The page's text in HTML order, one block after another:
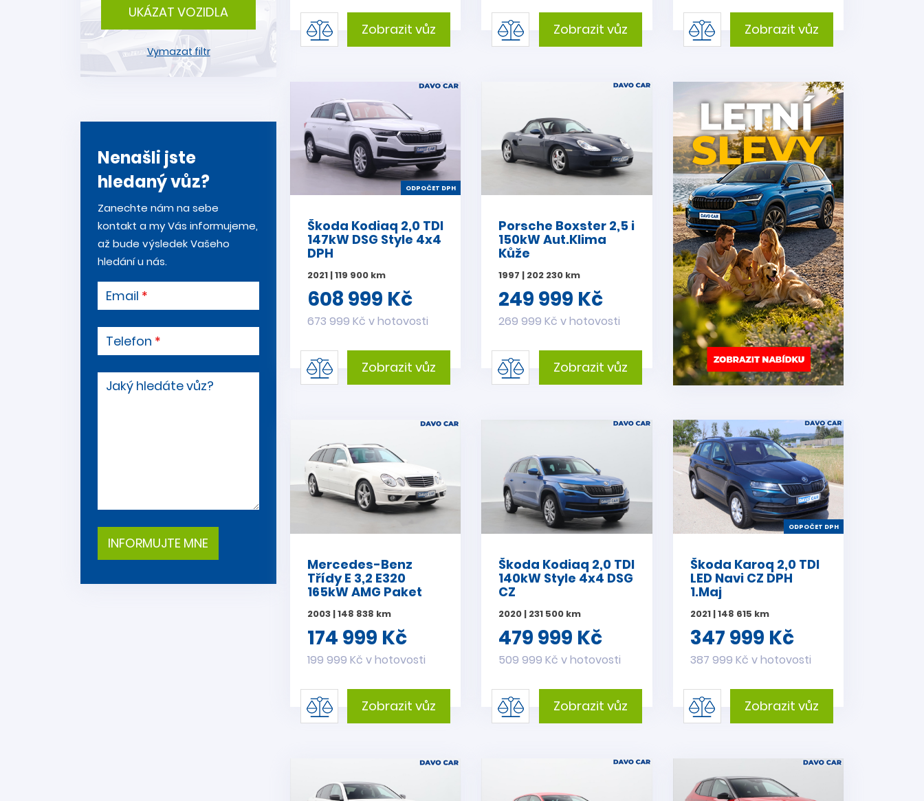
UKÁZAT VOZIDLA
Vymazat filtr
Nenašli jste
hledaný vůz?
Zanechte nám na sebe
kontakt a my Vás informujeme,
až bude výsledek Vašeho
hledání u nás.
Email
Telefon
Jaký hledáte vůz?
Zobrazit vůz Zobrazit vůz Zobrazit vůz
ODPOČET DPH
Škoda Kodiaq 2,0 TDI
147kW DSG Style 4x4
DPH
2021 | 119 900 km
608 999 Kč
673 999 Kč v hotovosti
Zobrazit vůz
Porsche Boxster 2,5 i
150kW Aut.Klima
Kůže
1997 | 202 230 km
249 999 Kč
269 999 Kč v hotovosti
Zobrazit vůz
Mercedes-Benz
Třídy E 3,2 E320
165kW AMG Paket
2003 | 148 838 km
174 999 Kč
199 999 Kč v hotovosti
Zobrazit vůz
Škoda Kodiaq 2,0 TDI
140kW Style 4x4 DSG
CZ
2020 | 231 500 km
479 999 Kč
509 999 Kč v hotovosti
Zobrazit vůz
ODPOČET DPH
Škoda Karoq 2,0 TDI
LED Navi CZ DPH
1.Maj
2021 | 148 615 km
347 999 Kč
387 999 Kč v hotovosti
Zobrazit vůz